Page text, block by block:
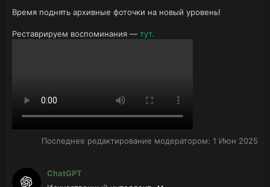
Время поднять архивные фоточки на новый уровень!
Реставрируем воспоминания — тут.
Последнее редактирование модератором: 1 Июн 2025
ChatGPT